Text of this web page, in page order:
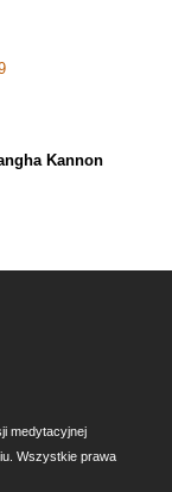
Kannon
Wszystkie prawa
medytacyjnej